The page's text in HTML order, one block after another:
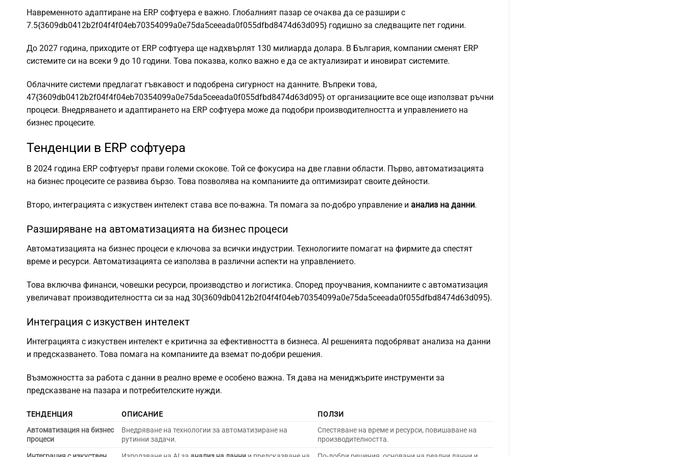
Навременното адаптиране на ERP софтуера е важно. Глобалният пазар се очаква да се разшири с
7.5{3609db0412b2f04f4f04eb70354099a0e75da5ceeada0f055dfbd8474d63d095} годишно за следващите пет години.
До 2027 година, приходите от ERP софтуера ще надхвърлят 130 милиарда долара. В България, компании сменят ERP
системите си на всеки 9 до 10 години. Това показва, колко важно е да се актуализират и иновират системите.
Облачните системи предлагат гъвкавост и подобрена сигурност на данните. Въпреки това,
47{3609db0412b2f04f4f04eb70354099a0e75da5ceeada0f055dfbd8474d63d095} от организациите все още използват ръчни
процеси. Внедряването и адаптирането на ERP софтуера може да подобри производителността и управлението на
бизнес процесите.
Тенденции в ERP софтуера
В 2024 година ERP софтуерът прави големи скокове. Той се фокусира на две главни области. Първо, автоматизацията
на бизнес процесите се развива бързо. Това позволява на компаниите да оптимизират своите дейности.
Второ, интеграцията с изкуствен интелект става все по-важна. Тя помага за по-добро управление и анализ на данни.
Разширяване на автоматизацията на бизнес процеси
Автоматизацията на бизнес процеси е ключова за всички индустрии. Технологиите помагат на фирмите да спестят
време и ресурси. Автоматизацията се използва в различни аспекти на управлението.
Това включва финанси, човешки ресурси, производство и логистика. Според проучвания, компаниите с автоматизация
увеличават производителността си за над 30{3609db0412b2f04f4f04eb70354099a0e75da5ceeada0f055dfbd8474d63d095}.
Интеграция с изкуствен интелект
Интеграцията с изкуствен интелект е критична за ефективността в бизнеса. AI решенията подобряват анализа на данни
и предсказването. Това помага на компаниите да вземат по-добри решения.
Възможността за работа с данни в реално време е особено важна. Тя дава на мениджърите инструменти за
предсказване на пазара и потребителските нужди.
ТЕНДЕНЦИЯ ОПИСАНИЕ
ПОЛЗИ
Автоматизация на бизнес
процеси
Внедряване на технологии за автоматизиране на
рутинни задачи.
Спестяване на време и ресурси, повишаване на
производителността.